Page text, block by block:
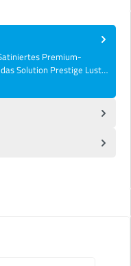
Premium-
Solution Prestige Lust…